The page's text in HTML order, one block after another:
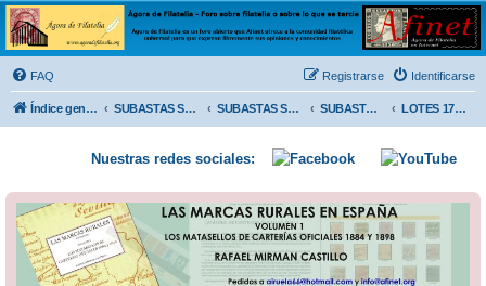
Ágora de Filatelia
Foro sobre filatelia o sobre lo que se tercie. Ágora de Filatelia es un foro abierto que Afinet
ofrece a la comunidad filatélica universal para que exprese libremente sus opiniones y
conocimientos
FAQ Identificarse
Registrarse
Índice general SUBASTAS SOLIDARIAS (In memoriam MENDOZA) SUBASTAS SOLIDARIAS 2025 y anteriores SUBASTAS SOLIDARIAS 2009 LOTES 17/11/2009
Nuestras redes sociales: